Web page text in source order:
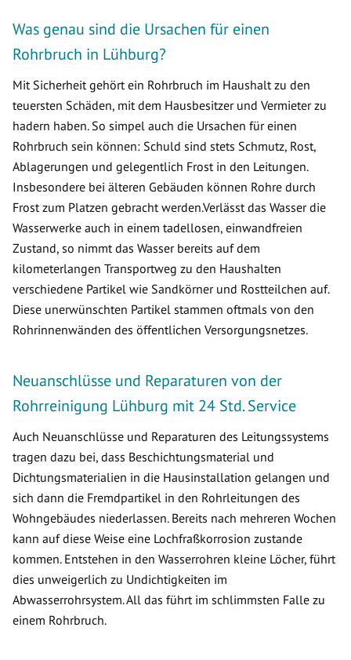
Was genau sind die Ursachen für einen
Rohrbruch in Lühburg?
Mit Sicherheit gehört ein Rohrbruch im Haushalt zu den
teuersten Schäden, mit dem Hausbesitzer und Vermieter zu
hadern haben. So simpel auch die Ursachen für einen
Rohrbruch sein können: Schuld sind stets Schmutz, Rost,
Ablagerungen und gelegentlich Frost in den Leitungen.
Insbesondere bei älteren Gebäuden können Rohre durch
Frost zum Platzen gebracht werden.Verlässt das Wasser die
Wasserwerke auch in einem tadellosen, einwandfreien
Zustand, so nimmt das Wasser bereits auf dem
kilometerlangen Transportweg zu den Haushalten
verschiedene Partikel wie Sandkörner und Rostteilchen auf.
Diese unerwünschten Partikel stammen oftmals von den
Rohrinnenwänden des öffentlichen Versorgungsnetzes.
Neuanschlüsse und Reparaturen von der
Rohrreinigung Lühburg mit 24 Std. Service
Auch Neuanschlüsse und Reparaturen des Leitungssystems
tragen dazu bei, dass Beschichtungsmaterial und
Dichtungsmaterialien in die Hausinstallation gelangen und
sich dann die Fremdpartikel in den Rohrleitungen des
Wohngebäudes niederlassen. Bereits nach mehreren Wochen
kann auf diese Weise eine Lochfraßkorrosion zustande
kommen. Entstehen in den Wasserrohren kleine Löcher, führt
dies unweigerlich zu Undichtigkeiten im
Abwasserrohrsystem. All das führt im schlimmsten Falle zu
einem Rohrbruch.